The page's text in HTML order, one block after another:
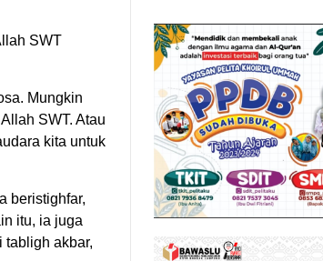
SWT
Mungkin
SWT. Atau
kita untuk
beristighfar,
itu, ia juga
tabligh akbar,